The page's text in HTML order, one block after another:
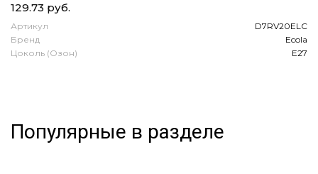
129.73 руб.
Артикул
D7RV20ELC
Бренд
Ecola
Цоколь (Озон)
E27
Популярные в разделе